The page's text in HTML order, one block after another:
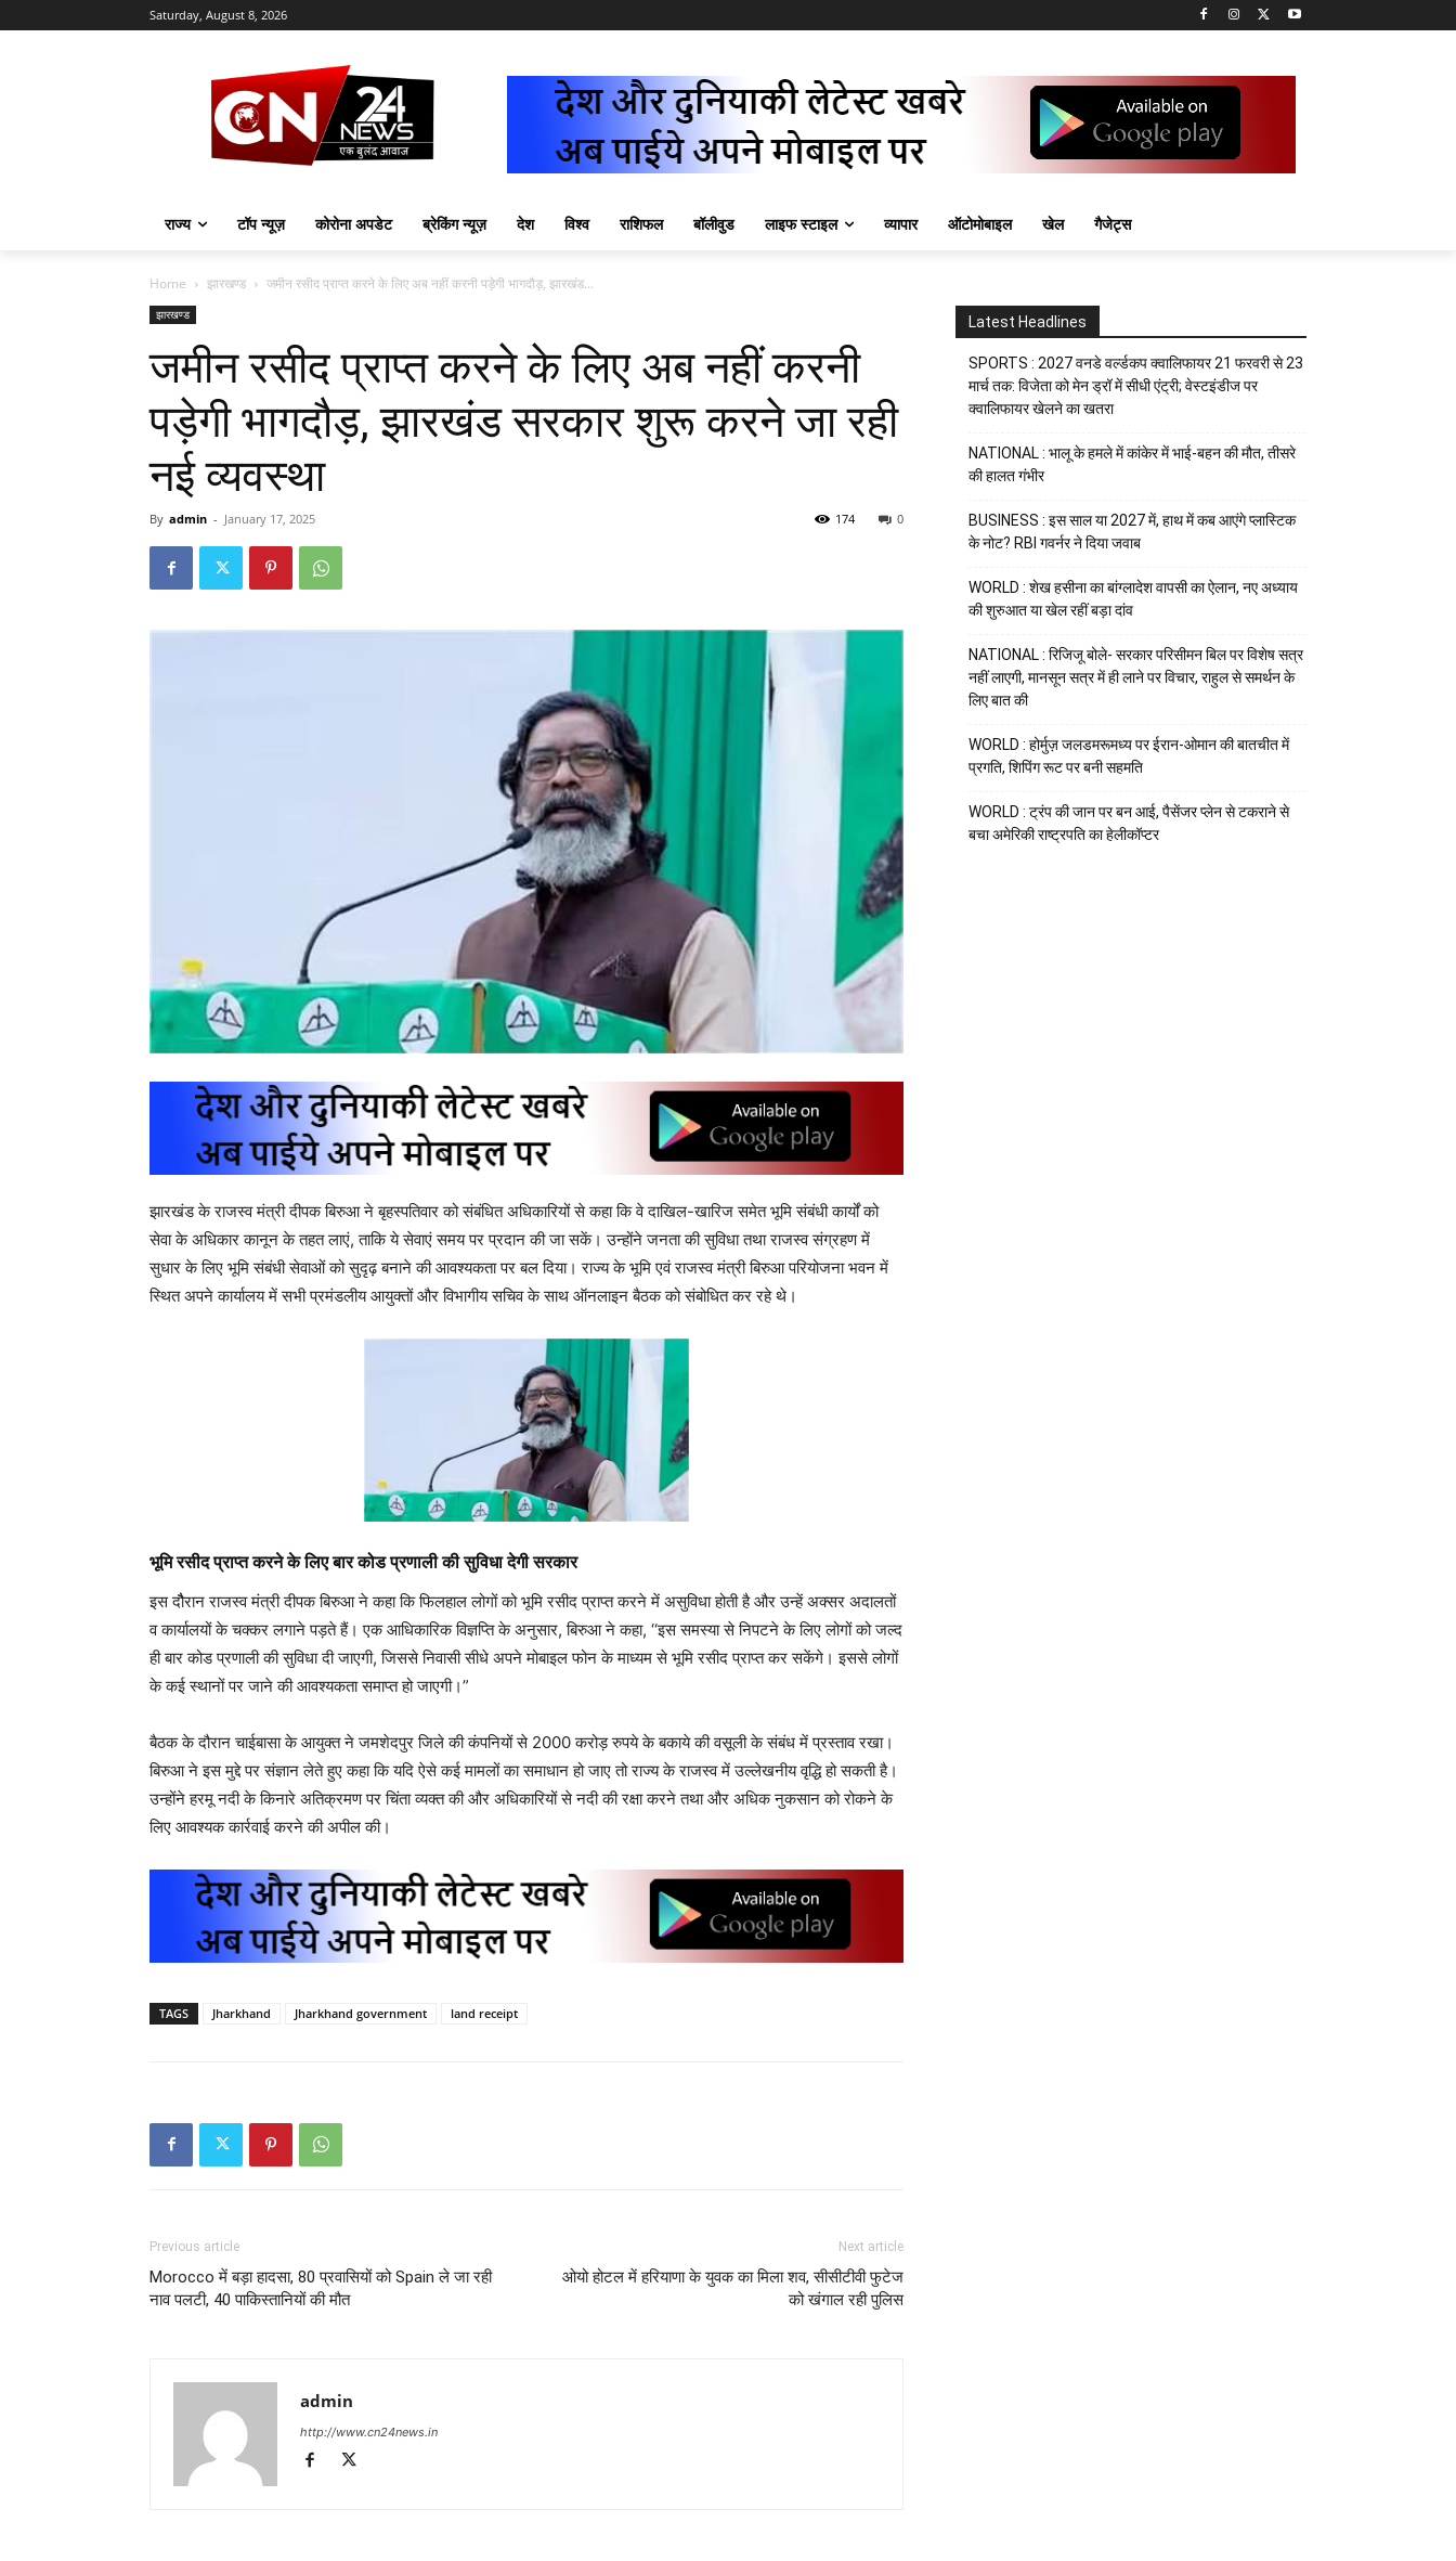
Saturday, August 8, 2026
राज्य टॉप न्यूज़ कोरोना अपडेट ब्रेकिंग न्यूज़ देश विश्व राशिफल बॉलीवुड लाइफ स्टाइल व्यापार ऑटोमोबाइल खेल गैजेट्स
Home झारखण्ड जमीन रसीद प्राप्त करने के लिए अब नहीं करनी पड़ेगी भागदौड़, झारखंड...
झारखण्ड
जमीन रसीद प्राप्त करने के लिए अब नहीं करनी
पड़ेगी भागदौड़, झारखंड सरकार शुरू करने जा रही
नई व्यवस्था
By admin - January 17, 2025 0
174
झारखंड के राजस्व मंत्री दीपक बिरुआ ने बृहस्पतिवार को संबंधित अधिकारियों से कहा कि वे दाखिल-खारिज समेत भूमि संबंधी कार्यों को
सेवा के अधिकार कानून के तहत लाएं, ताकि ये सेवाएं समय पर प्रदान की जा सकें। उन्होंने जनता की सुविधा तथा राजस्व संग्रहण में
सुधार के लिए भूमि संबंधी सेवाओं को सुदृढ़ बनाने की आवश्यकता पर बल दिया। राज्य के भूमि एवं राजस्व मंत्री बिरुआ परियोजना भवन में
स्थित अपने कार्यालय में सभी प्रमंडलीय आयुक्तों और विभागीय सचिव के साथ ऑनलाइन बैठक को संबोधित कर रहे थे।
भूमि रसीद प्राप्त करने के लिए बार कोड प्रणाली की सुविधा देगी सरकार
इस दौैरान राजस्व मंत्री दीपक बिरुआ ने कहा कि फिलहाल लोगों को भूमि रसीद प्राप्त करने में असुविधा होती है और उन्हें अक्सर अदालतों
व कार्यालयों के चक्कर लगाने पड़ते हैं। एक आधिकारिक विज्ञप्ति के अनुसार, बिरुआ ने कहा, ‘‘इस समस्या से निपटने के लिए लोगों को जल्द
ही बार कोड प्रणाली की सुविधा दी जाएगी, जिससे निवासी सीधे अपने मोबाइल फोन के माध्यम से भूमि रसीद प्राप्त कर सकेंगे। इससे लोगों
के कई स्थानों पर जाने की आवश्यकता समाप्त हो जाएगी।”
बैठक के दौरान चाईबासा के आयुक्त ने जमशेदपुर जिले की कंपनियों से 2000 करोड़ रुपये के बकाये की वसूली के संबंध में प्रस्ताव रखा।
बिरुआ ने इस मुद्दे पर संज्ञान लेते हुए कहा कि यदि ऐसे कई मामलों का समाधान हो जाए तो राज्य के राजस्व में उल्लेखनीय वृद्धि हो सकती है।
उन्होंने हरमू नदी के किनारे अतिक्रमण पर चिंता व्यक्त की और अधिकारियों से नदी की रक्षा करने तथा और अधिक नुकसान को रोकने के
लिए आवश्यक कार्रवाई करने की अपील की।
TAGS Jharkhand Jharkhand government land receipt
Previous article
Morocco में बड़ा हादसा, 80 प्रवासियों को Spain ले जा रही
नाव पलटी, 40 पाकिस्तानियों की मौत
Next article
ओयो होटल में हरियाणा के युवक का मिला शव, सीसीटीवी फुटेज
को खंगाल रही पुलिस
admin
http://www.cn24news.in
Latest Headlines
SPORTS : 2027 वनडे वर्ल्डकप क्वालिफायर 21 फरवरी से 23
मार्च तक: विजेता को मेन ड्रॉ में सीधी एंट्री; वेस्टइंडीज पर
क्वालिफायर खेलने का खतरा
NATIONAL : भालू के हमले में कांकेर में भाई-बहन की मौत, तीसरे
की हालत गंभीर
BUSINESS : इस साल या 2027 में, हाथ में कब आएंगे प्लास्टिक
के नोट? RBI गवर्नर ने दिया जवाब
WORLD : शेख हसीना का बांग्लादेश वापसी का ऐलान, नए अध्याय
की शुरुआत या खेल रहीं बड़ा दांव
NATIONAL : रिजिजू बोले- सरकार परिसीमन बिल पर विशेष सत्र
नहीं लाएगी, मानसून सत्र में ही लाने पर विचार, राहुल से समर्थन के
लिए बात की
WORLD : होर्मुज़ जलडमरूमध्य पर ईरान-ओमान की बातचीत में
प्रगति, शिपिंग रूट पर बनी सहमति
WORLD : ट्रंप की जान पर बन आई, पैसेंजर प्लेन से टकराने से
बचा अमेरिकी राष्ट्रपति का हेलीकॉप्टर